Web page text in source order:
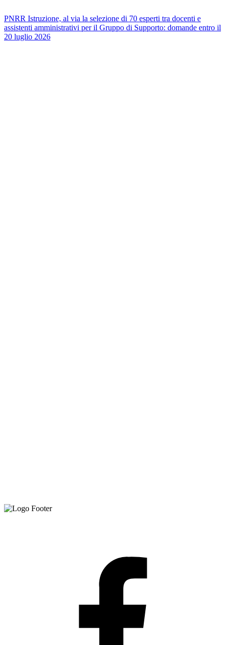
PNRR Istruzione, al via la selezione di 70 esperti tra docenti e
assistenti amministrativi per il Gruppo di Supporto: domande entro il
20 luglio 2026